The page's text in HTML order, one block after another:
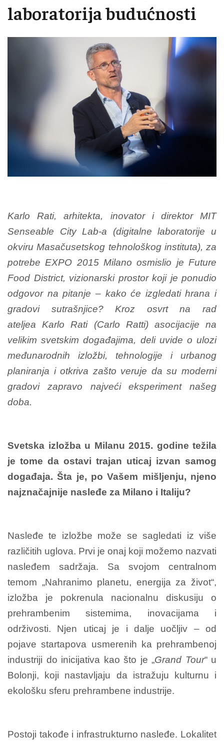
laboratorija budućnosti
Karlo Rati, arhitekta, inovator i direktor MIT
Senseable City Lab-a (digitalne laboratorije u
okviru Masačusetskog tehnološkog instituta), za
potrebe EXPO 2015 Milano osmislio je Future
Food District, vizionarski prostor koji je ponudio
odgovor na pitanje – kako će izgledati hrana i
gradovi sutrašnjice? Kroz osvrt na rad
ateljeaKarlo Rati (Carlo Ratti) asocijacije na
velikim svetskim događajima, deli uvide o ulozi
međunarodnih izložbi, tehnologije i urbanog
planiranja i otkriva zašto veruje da su moderni
gradovi zapravo najveći eksperiment našeg
doba.
Svetska izložba u Milanu 2015. godine težila
je tome da ostavi trajan uticaj izvan samog
događaja. Šta je, po Vašem mišljenju, njeno
najznačajnije nasleđe za Milano i Italiju?
Nasleđe te izložbe može se sagledati iz više
različitih uglova. Prvi je onaj koji možemo nazvati
nasleđem sadržaja. Sa svojom centralnom
temom „Nahranimo planetu, energija za život“,
izložba je pokrenula nacionalnu diskusiju o
prehrambenim sistemima, inovacijama i
održivosti. Njen uticaj je i dalje uočljiv – od
pojave startapova usmerenih ka prehrambenoj
industriji do inicijativa kao što je „Grand Tour“ u
Bolonji, koji nastavljaju da istražuju kulturnu i
ekološku sferu prehrambene industrije.
Postoji takođe i infrastrukturno nasleđe. Lokalitet